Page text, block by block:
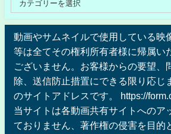
動画やサムネイルで使用している映
等は全てその権利所有者様に帰属い
ございません。お客様からの要望、
除、送信防止措置にできる限り応じ
のサイトアドレスです。 https://
当サイトは各動画共有サイトへのア
ておりません、著作権の侵害を目的